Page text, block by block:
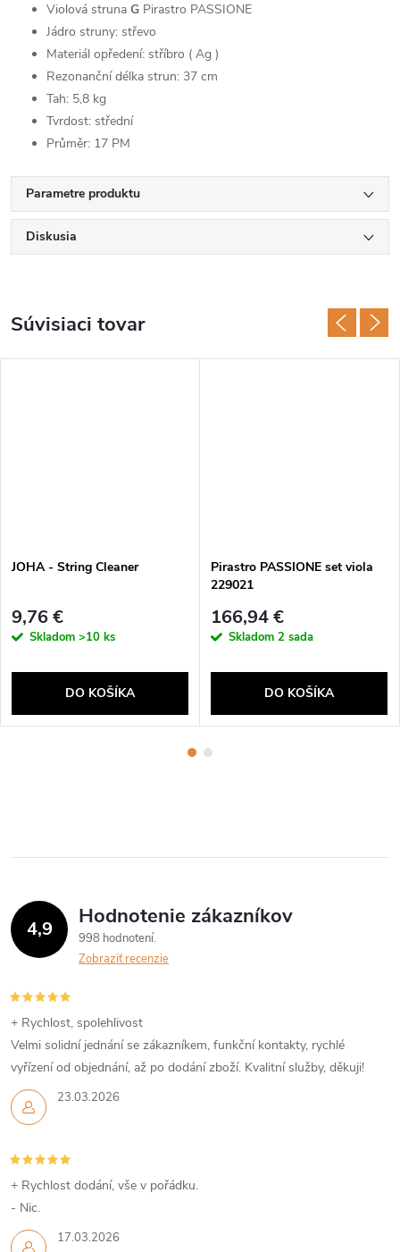
Violová struna G Pirastro PASSIONE
Jádro struny: střevo
Materiál opředení: stříbro ( Ag )
Rezonanční délka strun: 37 cm
Tah: 5,8 kg
Tvrdost: střední
Průměr: 17 PM
Parametre produktu
Diskusia
Súvisiaci tovar
JOHA - String Cleaner
9,76 €
Skladom >10 ks
DO KOŠÍKA
Pirastro PASSIONE set viola
229021
166,94 €
Skladom 2 sada
DO KOŠÍKA
4,9 Hodnotenie zákazníkov
998 hodnotení
Zobraziť recenzie
23.03.2026
+ Rychlost, spolehlivost
Velmi solidní jednání se zákazníkem, funkční kontakty, rychlé
vyřízení od objednání, až po dodání zboží. Kvalitní služby, děkuji!
17.03.2026
+ Rychlost dodání, vše v pořádku.
- Nic.